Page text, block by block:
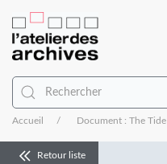
Accueil Document : The Tide
Retour liste